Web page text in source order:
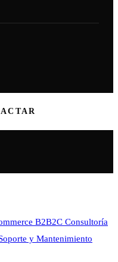
B2B2C Consultoría
y Mantenimiento